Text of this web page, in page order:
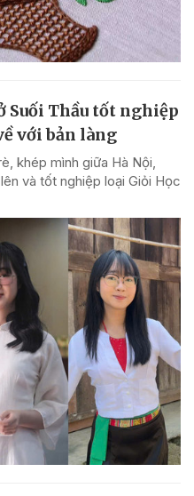
Suối Thầu tốt nghiệp
với bản làng
khép mình giữa Hà Nội,
và tốt nghiệp loại Giỏi Học